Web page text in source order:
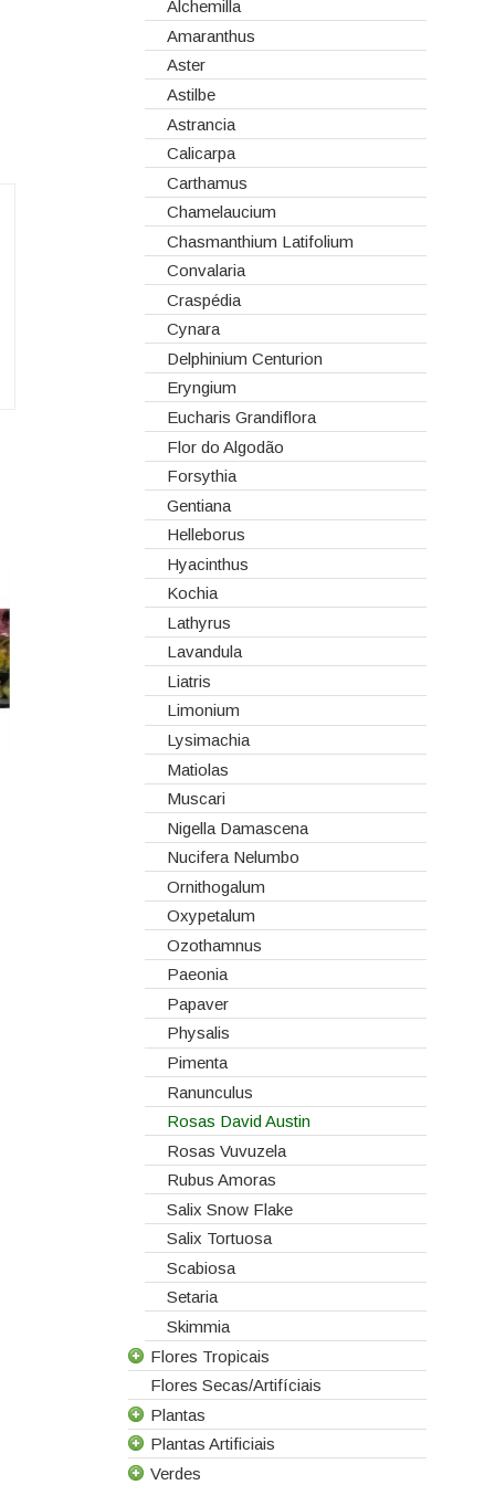
Corantes
Embalagens
Esponjas
Estruturas
Fitas
Gaiolas
Lanternas
Madeiras
Spray
Tabuleiros/Bases
Telas/Tecidos
Vidros
Dia dos Namorados
Natal
Anêmonas
Antirrinos
Antúrios
Bambú
Bouvardia
Brássicas
Celosias
Chrysanthemum
Cravos
Cymbidium
Dalias
Dendrobium
Eremurus
Fresias
Gerberas
Girassol
Gladiolus
Hydrangeas
Ilex
Lilium
Lisiantos
Moluccella
Monoflor
Phaleonopsis
Polianthes - Nardus
Rosas do Equador
Rosas da Holanda
Rosas Nacionais
Rosas Spray
Santini
Sedum
Viburnum
Vivaz
Alchemilla
Amaranthus
Aster
Astilbe
Astrancia
Calicarpa
Carthamus
Chamelaucium
Chasmanthium Latifolium
Convalaria
Craspédia
Cynara
Delphinium Centurion
Eryngium
Eucharis Grandiflora
Flor do Algodão
Forsythia
Gentiana
Helleborus
Hyacinthus
Kochia
Lathyrus
Lavandula
Liatris
Limonium
Lysimachia
Matiolas
Muscari
Nigella Damascena
Nucifera Nelumbo
Ornithogalum
Oxypetalum
Ozothamnus
Paeonia
Papaver
Physalis
Pimenta
Ranunculus
Rosas David Austin
Rosas Vuvuzela
Rubus Amoras
Salix Snow Flake
Salix Tortuosa
Scabiosa
Setaria
Skimmia
Flores Tropicais
Todas as Flores Tropicais
Alpinias
Berzelias
Brunias
Flores Secas/Artifíciais
Plantas
Todas as Plantas
Gerbera de Vaso
Plantas Artificiais
Todas as Plantas Artificiais
Verdes